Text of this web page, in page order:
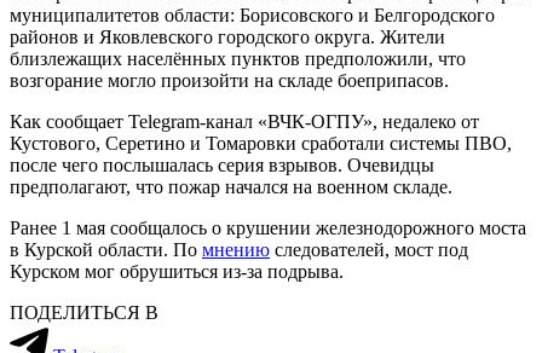
муниципалитетов области: Борисовского и Белгородского
районов и Яковлевского городского округа. Жители
близлежащих населённых пунктов предположили, что
возгорание могло произойти на складе боеприпасов.
Как сообщает Telegram-канал «ВЧК-ОГПУ», недалеко от
Кустового, Серетино и Томаровки сработали системы ПВО,
после чего послышалась серия взрывов. Очевидцы
предполагают, что пожар начался на военном складе.
Ранее 1 мая сообщалось о крушении железнодорожного моста
в Курской области. По мнению следователей, мост под
Курском мог обрушиться из-за подрыва.
ПОДЕЛИТЬСЯ В